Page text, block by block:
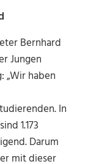
Bernhard
Jungen
haben
In
1.173
Darum
mit dieser